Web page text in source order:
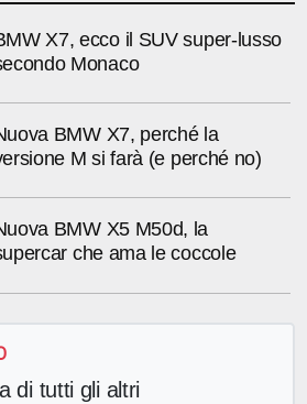
X7, ecco il SUV super-lusso
Monaco
BMW X7, perché la
M si farà (e perché no)
BMW X5 M50d, la
che ama le coccole
di tutti gli altri